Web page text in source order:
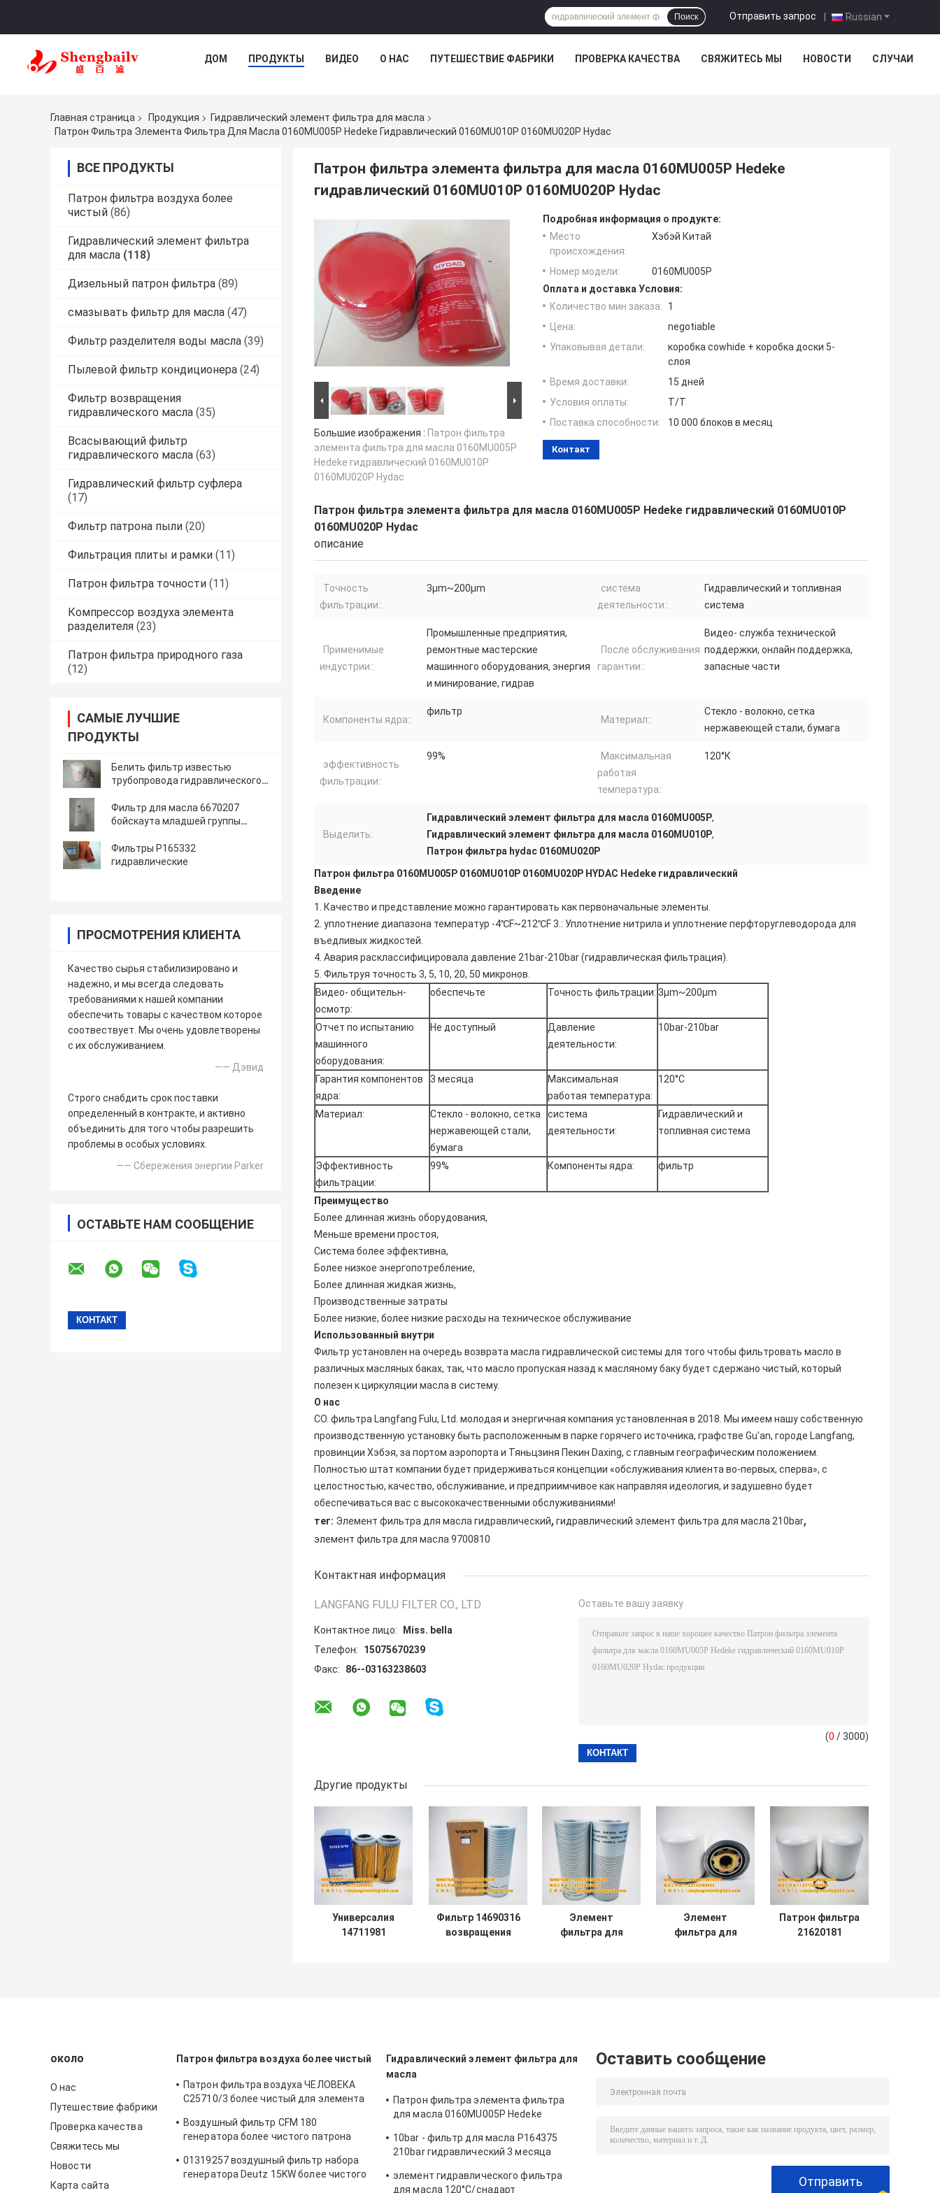
Russian
Отправить запрос |
Поиск
ДОМ ПРОДУКТЫ ВИДЕО О НАС ПУТЕШЕСТВИЕ ФАБРИКИ ПРОВЕРКА КАЧЕСТВА СВЯЖИТЕСЬ МЫ НОВОСТИ СЛУЧАИ
Главная страница Продукция
Гидравлический элемент фильтра для масла
Патрон Фильтра Элемента Фильтра Для Масла 0160MU005P Hedeke Гидравлический 0160MU010P 0160MU020P Hydac
ВСЕ ПРОДУКТЫ
Патрон фильтра воздуха более
чистый (86)
Гидравлический элемент фильтра
для масла (118)
Дизельный патрон фильтра (89)
смазывать фильтр для масла (47)
Фильтр разделителя воды масла (39)
Пылевой фильтр кондиционера (24)
Фильтр возвращения
гидравлического масла (35)
Всасывающий фильтр
гидравлического масла (63)
Гидравлический фильтр суфлера
(17)
Фильтр патрона пыли (20)
Фильтрация плиты и рамки (11)
Патрон фильтра точности (11)
Компрессор воздуха элемента
разделителя (23)
Патрон фильтра природного газа
(12)
САМЫЕ ЛУЧШИЕ
ПРОДУКТЫ
Белить фильтр известью
трубопровода гидравлического
Фильтр для масла 6670207
бойскаута младшей группы
гидравлический
Фильтры P165332
гидравлические
ПРОСМОТРЕНИЯ КЛИЕНТА
Качество сырья стабилизировано и
надежно, и мы всегда следовать
требованиями к нашей компании
обеспечить товары с качеством которое
соотвествует. Мы очень удовлетворены
с их обслуживанием.
—— Дэвид
Строго снабдить срок поставки
определенный в контракте, и активно
объединить для того чтобы разрешить
проблемы в особых условиях.
—— Сбережения энергии Parker
ОСТАВЬТЕ НАМ СООБЩЕНИЕ
Патрон фильтра элемента фильтра для масла 0160MU005P Hedeke
гидравлический 0160MU010P 0160MU020P Hydac
Большие изображения : Патрон фильтра
элемента фильтра для масла 0160MU005P
Hedeke гидравлический 0160MU010P
0160MU020P Hydac
Подробная информация о продукте:
Место
происхождения:
Хэбэй Китай
Номер модели:
0160MU005P
Оплата и доставка Условия:
Количество мин заказа:
1
Цена:
negotiable
Упаковывая детали:
коробка cowhide + коробка доски 5-
слоя
Время доставки:
15 дней
Условия оплаты:
T/T
Поставка способности:
10 000 блоков в месяц
Контакт
Патрон фильтра элемента фильтра для масла 0160MU005P Hedeke гидравлический 0160MU010P
0160MU020P Hydac
описание
Точность
фильтрации::
3μm~200μm
система
деятельности::
Гидравлический и топливная
система
Применимые
индустрии::
Промышленные предприятия,
ремонтные мастерские
машинного оборудования, энергия
и минирование, гидрав
После обслуживания
гарантии::
Видео- служба технической
поддержки, онлайн поддержка,
запасные части
Компоненты ядра::
фильтр
Материал::
Стекло - волокно, сетка
нержавеющей стали, бумага
эффективность
фильтрации::
99%
Максимальная
работая
температура::
120°К
Выделить:
Гидравлический элемент фильтра для масла 0160MU005P,
Гидравлический элемент фильтра для масла 0160MU010P,
Патрон фильтра hydac 0160MU020P
Патрон фильтра 0160MU005P 0160MU010P 0160MU020P HYDAC Hedeke гидравлический
Введение
1. Качество и представление можно гарантировать как первоначальные элементы.
2. уплотнение диапазона температур -4℃F~212℃F 3.: Уплотнение нитрила и уплотнение перфторуглеводорода для
въедливых жидкостей.
4. Авария расклассифицировала давление 21bar-210bar (гидравлическая фильтрация).
5. Фильтруя точность 3, 5, 10, 20, 50 микронов.
Видео- общительн-
осмотр:
обеспечьте Точность фильтрации: 3μm~200μm
Отчет по испытанию
машинного
оборудования:
Не доступный
Давление
деятельности:
10bar-210bar
Гарантия компонентов
ядра:
3 месяца
Максимальная
работая температура:
120°C
Материал:
Стекло - волокно, сетка
нержавеющей стали,
бумага
система
деятельности:
Гидравлический и
топливная система
Эффективность
фильтрации:
99% Компоненты ядра: фильтр
Преимущество
Более длинная жизнь оборудования,
Меньше времени простоя,
Система более эффективна,
Более низкое энергопотребление,
Более длинная жидкая жизнь,
Производственные затраты
Более низкие, более низкие расходы на техническое обслуживание
Использованный внутри
Фильтр установлен на очередь возврата масла гидравлической системы для того чтобы фильтровать масло в
различных масляных баках, так, что масло пропуская назад к масляному баку будет сдержано чистый, который
полезен к циркуляции масла в систему.
О нас
CO. фильтра Langfang Fulu, Ltd. молодая и энергичная компания установленная в 2018. Мы имеем нашу собственную
производственную установку быть расположенным в парке горячего источника, графстве Gu'an, городе Langfang,
провинции Хэбэя, за портом аэропорта и Тяньцзиня Пекин Daxing, с главным географическим положением.
Полностью штат компании будет придерживаться концепции «обслуживания клиента во-первых, сперва», с
целостностью, качество, обслуживание, и предприимчивое как направляя идеология, и задушевно будет
обеспечиваться вас с высококачественными обслуживаниями!
тег: Элемент фильтра для масла гидравлический, гидравлический элемент фильтра для масла 210bar,
элемент фильтра для масла 9700810
Контактная информация
LANGFANG FULU FILTER CO., LTD
Контактное лицо:
Miss. bella
Телефон:
15075670239
Факс:
86--03163238603
Оставьте вашу заявку
(0 / 3000)
Другие продукты
Универсалия
14711981
Фильтр 14690316
возвращения
Элемент
фильтра для
Элемент
фильтра для
Патрон фильтра
21620181
около
О нас
Путешествие фабрики
Проверка качества
Свяжитесь мы
Новости
Карта сайта
Патрон фильтра воздуха более чистый
Патрон фильтра воздуха ЧЕЛОВЕКА
C25710/3 более чистый для элемента
воздуха винта атласа
Воздушный фильтр CFM 180
генератора более чистого патрона
01319257 воздушный фильтр набора
генератора Deutz 15KW более чистого
Гидравлический элемент фильтра для
масла
Патрон фильтра элемента фильтра
для масла 0160MU005P Hedeke
0160MU020P Hydac
10bar - фильтр для масла P164375
210bar гидравлический 3 месяца
элемент гидравлического фильтра
для масла 120°C/снадарт
Оставить сообщение